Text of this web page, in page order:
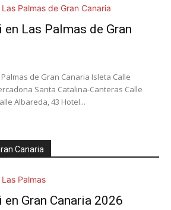
en Las Palmas de Gran
de Gran Canaria Isleta Calle
Santa Catalina-Canteras Calle
Albareda, 43 Hotel...
Canaria
Gran Canaria 2026